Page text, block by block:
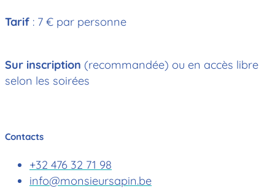
Tarif : 7 € par personne
Sur inscription (recommandée) ou en accès libre
selon les soirées
Contacts
+32 476 32 71 98
info@monsieursapin.be